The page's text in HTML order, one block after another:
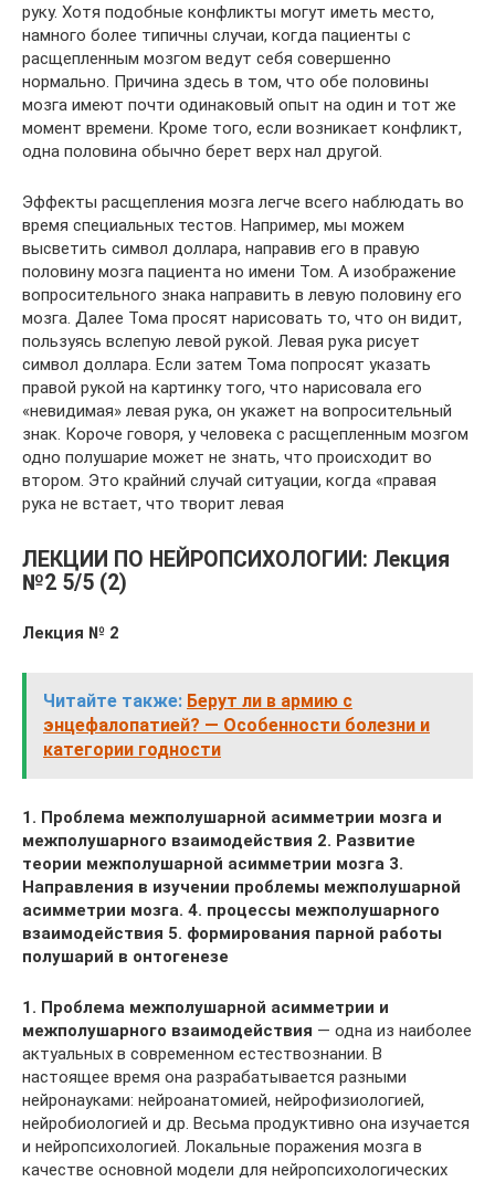
руку. Хотя подобные конфликты могут иметь место,
намного более типичны случаи, когда пациенты с
расщепленным мозгом ведут себя совершенно
нормально. Причина здесь в том, что обе половины
мозга имеют почти одинаковый опыт на один и тот же
момент времени. Кроме того, если возникает конфликт,
одна половина обычно берет верх нал другой.
Эффекты расщепления мозга легче всего наблюдать во
время специальных тестов. Например, мы можем
высветить символ доллара, направив его в правую
половину мозга пациента но имени Том. А изображение
вопросительного знака направить в левую половину его
мозга. Далее Тома просят нарисовать то, что он видит,
пользуясь вслепую левой рукой. Левая рука рисует
символ доллара. Если затем Тома попросят указать
правой рукой на картинку того, что нарисовала его
«невидимая» левая рука, он укажет на вопросительный
знак. Короче говоря, у человека с расщепленным мозгом
одно полушарие может не знать, что происходит во
втором. Это крайний случай ситуации, когда «правая
рука не встает, что творит левая
ЛЕКЦИИ ПО НЕЙРОПСИХОЛОГИИ: Лекция
№2 5/5 (2)
Лекция № 2
Читайте также: Берут ли в армию с
энцефалопатией? — Особенности болезни и
категории годности
1. Проблема межполушарной асимметрии мозга и
межполушарного взаимодействия 2. Развитие
теории межполушарной асимметрии мозга 3.
Направления в изучении проблемы межполушарной
асимметрии мозга. 4. процессы межполушарного
взаимодействия 5. формирования парной работы
полушарий в онтогенезе
1. Проблема межполушарной асимметрии и
межполушарного взаимодействия — одна из наиболее
актуальных в современном естествознании. В
настоящее время она разрабатывается разными
нейронауками: нейроанатомией, нейрофизиологией,
нейробиологией и др. Весьма продуктивно она изучается
и нейропсихологией. Локальные поражения мозга в
качестве основной модели для нейропсихологических